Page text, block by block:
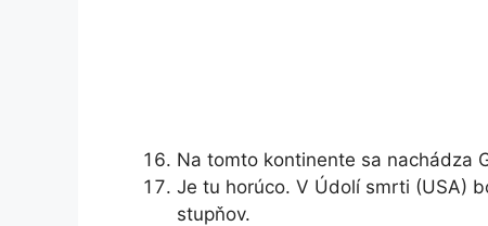
Na tomto kontinente sa nachádza
Je tu horúco. V Údolí smrti (USA)
stupňov.